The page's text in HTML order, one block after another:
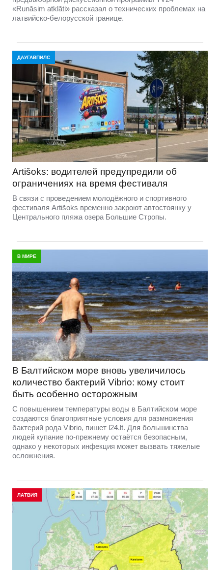
«Runāsim atklāti» рассказал о технических проблемах на
латвийско-белорусской границе.
ДАУГАВПИЛС
Artišoks: водителей предупредили об
ограничениях на время фестиваля
В связи с проведением молодёжного и спортивного
фестиваля Artišoks временно закроют автостоянку у
Центрального пляжа озера Большие Стропы.
В МИРЕ
В Балтийском море вновь увеличилось
количество бактерий Vibrio: кому стоит
быть особенно осторожным
С повышением температуры воды в Балтийском море
создаются благоприятные условия для размножения
бактерий рода Vibrio, пишет l24.lt. Для большинства
людей купание по-прежнему остаётся безопасным,
однако у некоторых инфекция может вызвать тяжелые
осложнения.
ЛАТВИЯ